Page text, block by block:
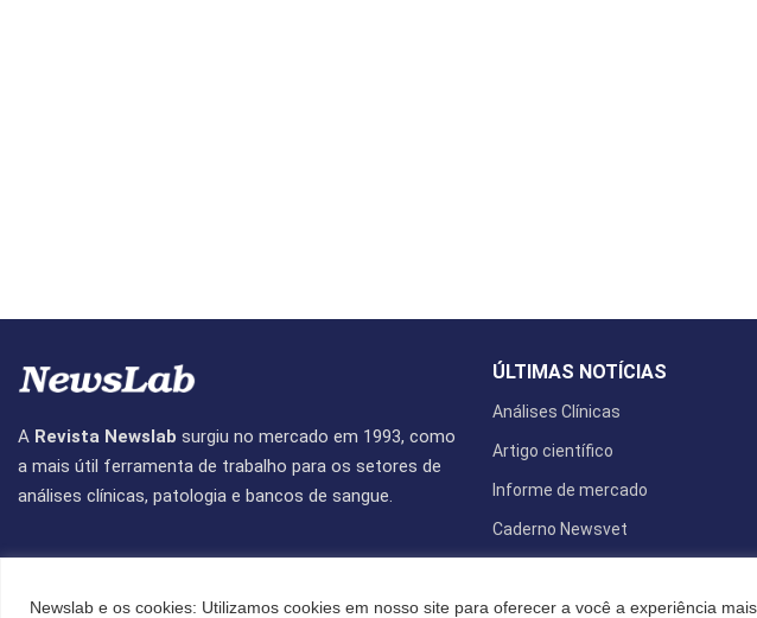
Newslab e os cookies: Utilizamos cookies em nosso site para oferecer a você a experiência
A Revista Newslab surgiu no mercado em 1993, como
a mais útil ferramenta de trabalho para os setores de
análises clínicas, patologia e bancos de sangue.
ÚLTIMAS NOTÍCIAS
Análises Clínicas
Artigo científico
Informe de mercado
Caderno Newsvet